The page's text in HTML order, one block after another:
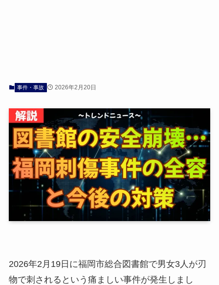
事件・事故 2026年2月20日
2026年2月19日に福岡市総合図書館で男女3人が刃
物で刺されるという痛ましい事件が発生しまし